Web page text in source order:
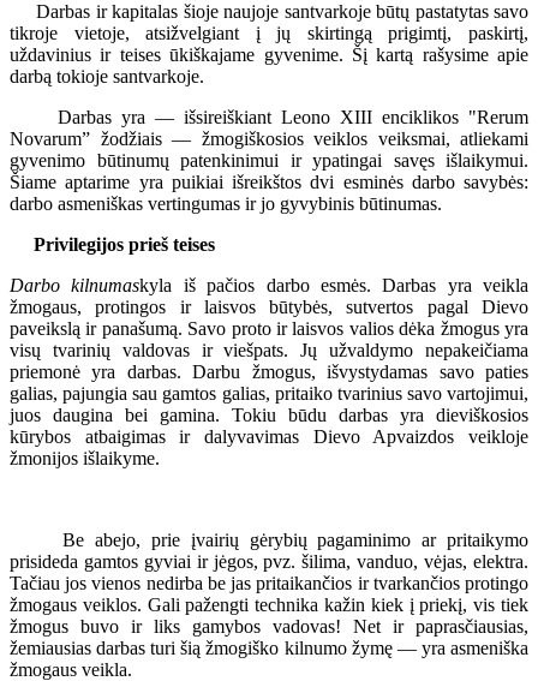
Darbas ir kapitalas šioje naujoje santvarkoje būtų pastatytas savo
tikroje vietoje, atsižvelgiant į jų skirtingą prigimtį, paskirtį,
uždavinius ir teises ūkiškajame gyvenime. Šį kartą rašysime apie
darbą tokioje santvarkoje.
Darbas yra — išsireiškiant Leono XIII enciklikos "Rerum
Novarum” žodžiais — žmogiškosios veiklos veiksmai, atliekami
gyvenimo būtinumų patenkinimui ir ypatingai savęs išlaikymui.
Šiame aptarime yra puikiai išreikštos dvi esminės darbo savybės:
darbo asmeniškas vertingumas ir jo gyvybinis būtinumas.
Privilegijos prieš teises
Darbo kilnumaskyla iš pačios darbo esmės. Darbas yra veikla
žmogaus, protingos ir laisvos būtybės, sutvertos pagal Dievo
paveikslą ir panašumą. Savo proto ir laisvos valios dėka žmogus yra
visų tvarinių valdovas ir viešpats. Jų užvaldymo nepakeičiama
priemonė yra darbas. Darbu žmogus, išvystydamas savo paties
galias, pajungia sau gamtos galias, pritaiko tvarinius savo vartojimui,
juos daugina bei gamina. Tokiu būdu darbas yra dieviškosios
kūrybos atbaigimas ir dalyvavimas Dievo Apvaizdos veikloje
žmonijos išlaikyme.
Be abejo, prie įvairių gėrybių pagaminimo ar pritaikymo
prisideda gamtos gyviai ir jėgos, pvz. šilima, vanduo, vėjas, elektra.
Tačiau jos vienos nedirba be jas pritaikančios ir tvarkančios protingo
žmogaus veiklos. Gali pažengti technika kažin kiek į priekį, vis tiek
žmogus buvo ir liks gamybos vadovas! Net ir paprasčiausias,
žemiausias darbas turi šią žmogiško kilnumo žymę — yra asmeniška
žmogaus veikla.